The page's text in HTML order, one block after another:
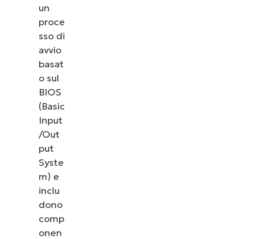
un
proce
sso di
avvio
basat
o sul
BIOS
(Basic
Input
/Out
put
Syste
m) e
inclu
dono
comp
onen